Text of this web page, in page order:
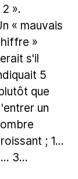
2 ».
« mauvais
»
s'il
5
que
un
; 1...
3...